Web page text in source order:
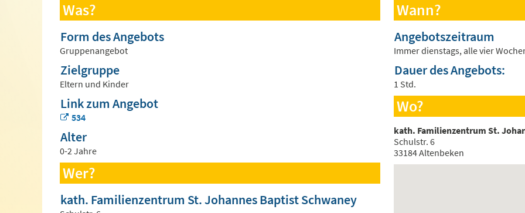
Was?
Form des Angebots
Gruppenangebot
Zielgruppe
Eltern und Kinder
Link zum Angebot
534
Alter
0-2 Jahre
Wer?
kath. Familienzentrum St. Johannes Baptist Schwaney
Wann?
Angebotszeitraum
Immer dienstags, alle vier
Dauer des Angebots:
1 Std.
Wo?
kath. Familienzentrum St.
Schulstr. 6
33184 Altenbeken